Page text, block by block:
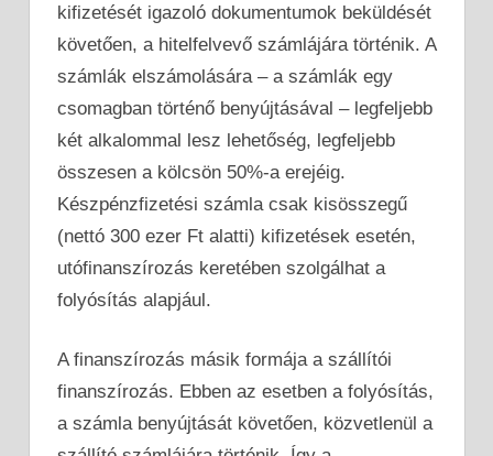
kifizetését igazoló dokumentumok beküldését
követően, a hitelfelvevő számlájára történik. A
számlák elszámolására – a számlák egy
csomagban történő benyújtásával – legfeljebb
két alkalommal lesz lehetőség, legfeljebb
összesen a kölcsön 50%-a erejéig.
Készpénzfizetési számla csak kisösszegű
(nettó 300 ezer Ft alatti) kifizetések esetén,
utófinanszírozás keretében szolgálhat a
folyósítás alapjául.
A finanszírozás másik formája a szállítói
finanszírozás. Ebben az esetben a folyósítás,
a számla benyújtását követően, közvetlenül a